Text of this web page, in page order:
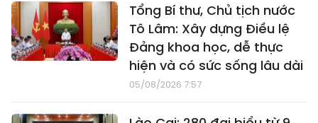
Tổng Bí thư, Chủ tịch nước
Tô Lâm: Xây dựng Điều lệ
Đảng khoa học, dễ thực
hiện và có sức sống lâu dài
05/08/2026 7:57